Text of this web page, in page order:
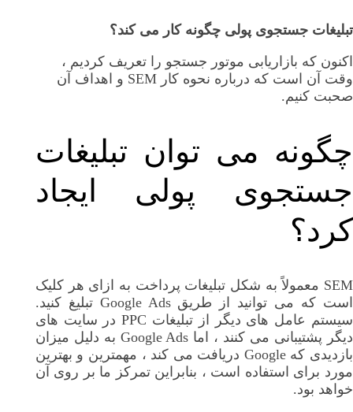
تبلیغات جستجوی پولی چگونه کار می کند؟
اکنون که بازاریابی موتور جستجو را تعریف کردیم ،
وقت آن است که درباره نحوه کار SEM و اهداف آن
صحبت کنیم.
چگونه می توان تبلیغات
جستجوی پولی ایجاد
کرد؟
SEM معمولاً به شکل تبلیغات پرداخت به ازای هر کلیک
است که می توانید از طریق Google Ads تبلیغ کنید.
سیستم عامل های دیگر از تبلیغات PPC در سایت های
دیگر پشتیبانی می کنند ، اما Google Ads به دلیل میزان
بازدیدی که Google دریافت می کند ، مهمترین و بهترین
مورد برای استفاده است ، بنابراین تمرکز ما بر روی آن
خواهد بود.